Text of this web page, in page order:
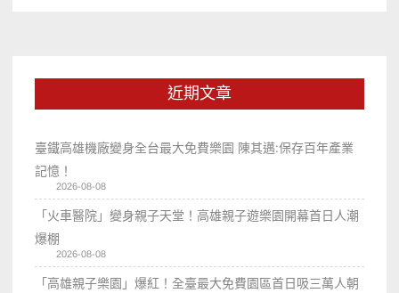
近期文章
臺鐵高雄機廠變身全台最大免費樂園 陳其邁:保存百年產業
記憶！
2026-08-08
「火車醫院」變身親子天堂！高雄親子遊樂園開幕首日人潮
爆棚
2026-08-08
「高雄親子樂園」爆紅！全臺最大免費園區首日吸三萬人朝